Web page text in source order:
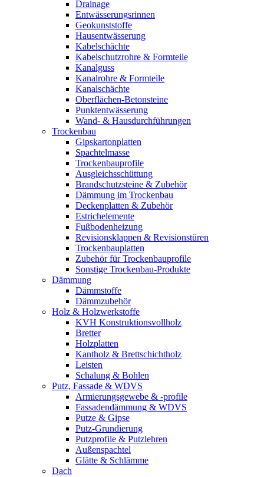
Drainage
Entwässerungsrinnen
Geokunststoffe
Hausentwässerung
Kabelschächte
Kabelschutzrohre & Formteile
Kanalguss
Kanalrohre & Formteile
Kanalschächte
Oberflächen-Betonsteine
Punktentwässerung
Wand- & Hausdurchführungen
Trockenbau
Gipskartonplatten
Spachtelmasse
Trockenbauprofile
Ausgleichsschüttung
Brandschutzsteine & Zubehör
Dämmung im Trockenbau
Deckenplatten & Zubehör
Estrichelemente
Fußbodenheizung
Revisionsklappen & Revisionstüren
Trockenbauplatten
Zubehör für Trockenbauprofile
Sonstige Trockenbau-Produkte
Dämmung
Dämmstoffe
Dämmzubehör
Holz & Holzwerkstoffe
KVH Konstruktionsvollholz
Bretter
Holzplatten
Kantholz & Brettschichtholz
Leisten
Schalung & Bohlen
Putz, Fassade & WDVS
Armierungsgewebe & -profile
Fassadendämmung & WDVS
Putze & Gipse
Putz-Grundierung
Putzprofile & Putzlehren
Außenspachtel
Glätte & Schlämme
Dach